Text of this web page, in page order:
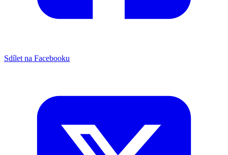
Sdílet na Facebooku